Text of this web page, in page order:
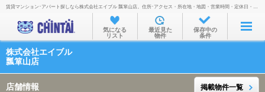
お部屋を探す
沿線・駅から
賃貸マンション･アパート探しなら株式会社エイブル 瓢箪山店。住所･アクセス・所在地・地図・営業時間・定休日・電話番号などを掲載。
気になる
リスト
最近見た
物件
保存中の
条件
株式会社エイブル
瓢箪山店
店舗情報 掲載物件一覧